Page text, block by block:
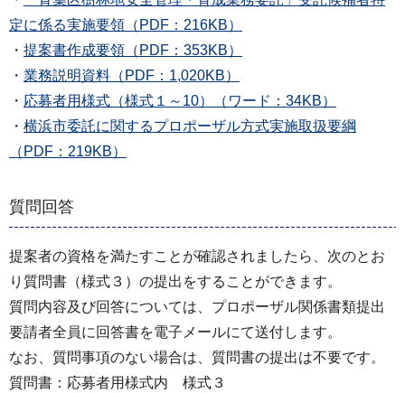
定に係る実施要領（PDF：216KB）
・ 提案書作成要領（PDF：353KB）
・ 業務説明資料（PDF：1,020KB）
・ 応募者用様式（様式１～10）（ワード：34KB）
・ 横浜市委託に関するプロポーザル方式実施取扱要綱
（PDF：219KB）
質問回答
提案者の資格を満たすことが確認されましたら、次のとお
り質問書（様式３）の提出をすることができます。
質問内容及び回答については、プロポーザル関係書類提出
要請者全員に回答書を電子メールにて送付します。
なお、質問事項のない場合は、質問書の提出は不要です。
質問書：応募者用様式内 様式３